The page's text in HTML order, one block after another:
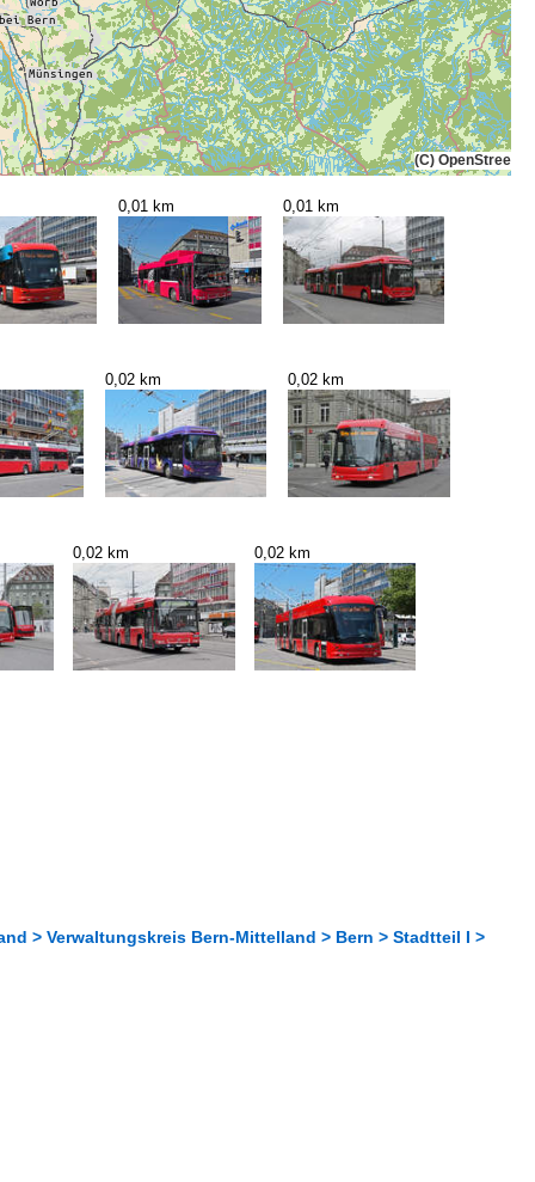
(C)
0,01 km 0,01 km
0,02 km 0,02 km
0,02 km 0,02 km
> Verwaltungskreis Bern-Mittelland > Bern > Stadtteil I >